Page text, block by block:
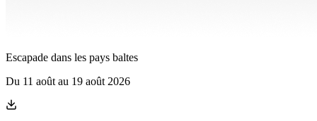
Escapade dans les pays baltes
Du 11 août au 19 août 2026